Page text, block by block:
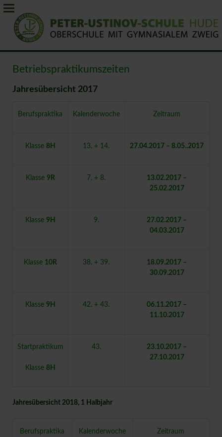
Betriebspraktikumszeiten
Jahresübersicht 2017
Berufspraktika Kalenderwoche Zeitraum
Klasse 8H 13. + 14. 27.04.2017 – 8.05..2017
Klasse 9R 7. + 8.
13.02.2017 –
25.02.2017
Klasse 9H 9.
27.02.2017 –
04.03.2017
Klasse 10R 38. + 39.
18.09.2017 –
30.09.2017
Klasse 9H 42. + 43.
06.11.2017 –
11.10.2017
Startpraktikum
Klasse 8H
43.
23.10.2017 –
27.10.2017
Jahresübersicht 2018, 1 Halbjahr
Berufspraktika Kalenderwoche Zeitraum